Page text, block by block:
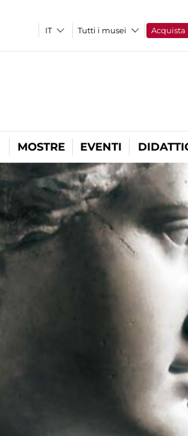
Tutti i musei Acquista
MOSTRE EVENTI